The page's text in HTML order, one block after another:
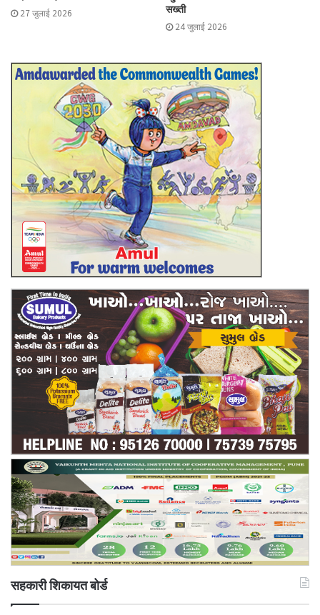
27 जुलाई 2026
सख्ती
24 जुलाई 2026
सहकारी शिकायत बोर्ड